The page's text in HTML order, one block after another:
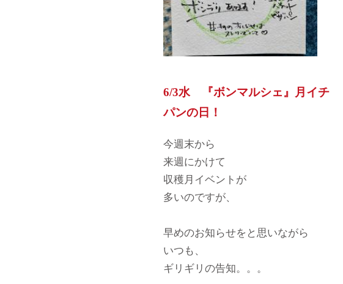
6/3水 『ボンマルシェ』月イチ
パンの日！
今週末から
来週にかけて
収穫月イベントが
多いのですが、
早めのお知らせをと思いながら
いつも、
ギリギリの告知。。。